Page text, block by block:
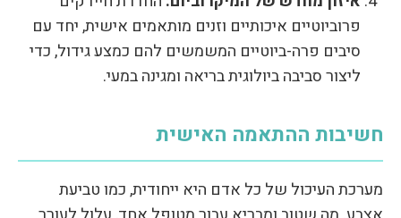
פרוביוטיים איכותיים וזנים מותאמים אישית, יחד עם
סיבים פרה-ביוטיים המשמשים להם כמצע גידול, כדי
ליצור סביבה ביולוגית בריאה ומגינה במעי.
חשיבות ההתאמה האישית
מערכת העיכול של כל אדם היא ייחודית, כמו טביעת